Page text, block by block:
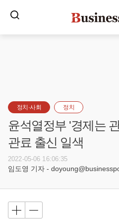
정치·사회 정치
윤석열정부 '경제는
관료 출신 일색
2022-05-06 16:06:35
임도영 기자 -